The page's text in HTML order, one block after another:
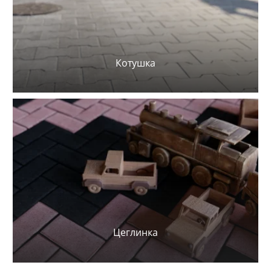
Котушка
Цеглинка